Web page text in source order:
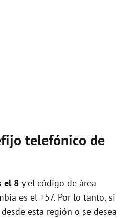
telefónico de
el 8 y el código de área
es el +57. Por lo tanto, si
esta región o se desea